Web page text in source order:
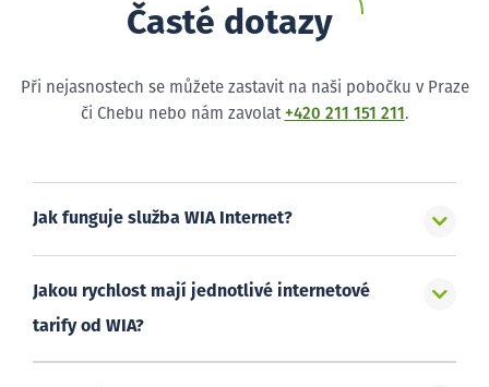
Časté dotazy
Při nejasnostech se můžete zastavit na naši pobočku v Praze
či Chebu nebo nám zavolat +420 211 151 211 .
Jak funguje služba WIA Internet?
Jakou rychlost mají jednotlivé internetové
tarify od WIA?